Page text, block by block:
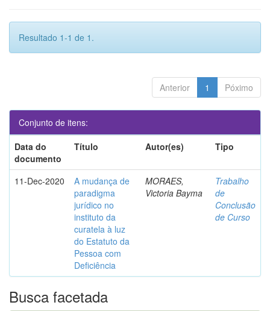
Resultado 1-1 de 1.
Anterior 1 Póximo
Conjunto de itens:
Data do
documento
Título Autor(es) Tipo
11-Dec-2020
A mudança de
paradigma
jurídico no
instituto da
curatela à luz
do Estatuto da
Pessoa com
Deficiência
MORAES,
Victoria Bayma
Trabalho
de
Conclusão
de Curso
Busca facetada